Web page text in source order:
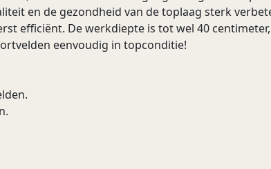
en de gezondheid van de toplaag sterk
efficiënt. De werkdiepte is tot wel 40
eenvoudig in topconditie!